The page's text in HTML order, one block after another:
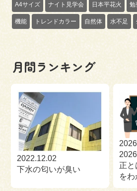
A4サイズ ナイト見学会 日本平花火 勉
機能 トレンドカラー 自然体 水不足
月間ランキング
2022.12.02
下水の匂いが臭い
正と
を